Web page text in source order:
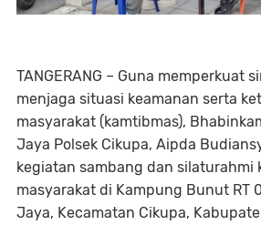
TANGERANG – Guna memperkuat
menjaga situasi keamanan serta
masyarakat (kamtibmas),
Jaya Polsek Cikupa, Aipda
kegiatan sambang dan silaturahmi
masyarakat di Kampung Bunut RT
Jaya, Kecamatan Cikupa,